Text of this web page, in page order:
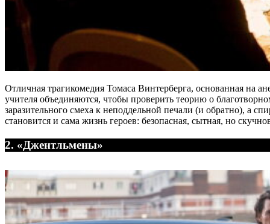
Отличная трагикомедия Томаса Винтерберга, основанная на
учителя объединяются, чтобы проверить теорию о
заразительного смеха к неподдельной печали (и обратно), а
становится и сама жизнь героев: безопасная, сытная, но
2. «Джентльмены»